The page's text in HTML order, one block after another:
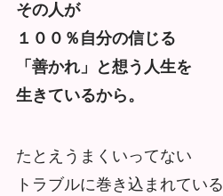
その人が
１００％自分の信じる
「善かれ」と想う人生を
生きているから。
たとえうまくいってない
トラブルに巻き込まれている